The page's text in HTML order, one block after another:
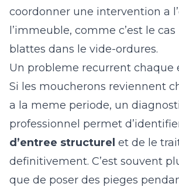
coordonner une intervention a
l’immeuble, comme c’est le
blattes dans le vide-ordures.
Un probleme recurrent chaque
Si les moucherons reviennent
a la meme periode, un
professionnel permet
d’entree structurel et de le
definitivement. C’est souvent
que de poser des pieges